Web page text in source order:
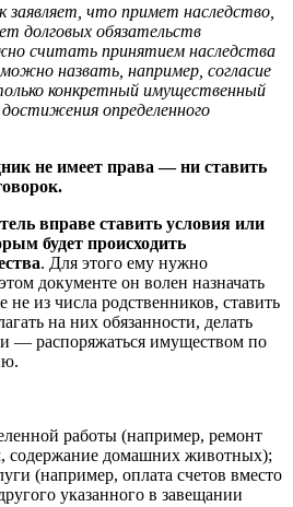
заявляет, что примет наследство,
долговых обязательств
считать принятием наследства
назвать, например, согласие
конкретный имущественный
определенного
не имеет права — ни ставить
вправе ставить условия или
будет происходить
. Для этого ему нужно
документе он волен назначать
из числа родственников, ставить
на них обязанности, делать
— распоряжаться имуществом по
работы (например, ремонт
содержание домашних животных);
(например, оплата счетов вместо
указанного в завещании